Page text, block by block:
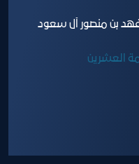
بن منصور آل سعود
العشرين